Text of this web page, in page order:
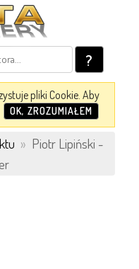
?
pliki Cookie. Aby
OK, ZROZUMIAŁEM
» Piotr Lipiński -